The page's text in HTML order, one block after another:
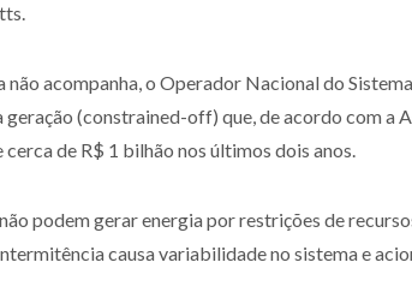
acompanha, o Operador Nacional do
(constrained-off) que, de acordo com a
de R$ 1 bilhão nos últimos dois anos.
podem gerar energia por restrições de
causa variabilidade no sistema e